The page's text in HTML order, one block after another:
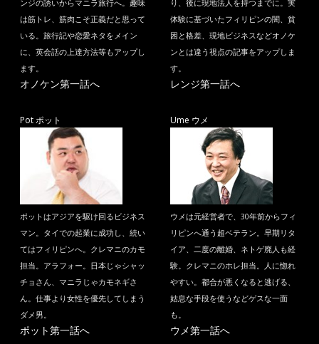
ンジの誘いからマニラ旅行へ。趣味
は筋トレ、筋肉こそ正義だと思って
いる。旅行記や恋愛ネタをメイン
に、英会話の上達方法等もアップし
ます。
オノケン第一話へ
り、後に現地法人を持つまでに。実
体験に基づいたフィリピンの闇、貧
困と格差、現地ビジネスなどオノケ
ンとは違う視点の記事をアップしま
す。
レンジ第一話へ
Pot ポット
ポットはアジアを駆け回るビジネス
マン。タイでの起業に成功し、続い
てはフィリピンへ。クレマニのカモ
担当。アラフォー。日本じゃシャッ
チョさん、マニラじゃカモネギさ
ん。仕事より女性を優先してしまう
ダメ男。
ポット第一話へ
Ume ウメ
ウメは元経営者で、30年前からフィ
リピンへ通う超ベテラン。早期リタ
イア、二度の離婚、ネトゲ廃人も経
験。クレマニのホレ担当。人に惚れ
やすい。都合が悪くなると逃げる、
姑息な手段を使うなどゲスな一面
も。
ウメ第一話へ